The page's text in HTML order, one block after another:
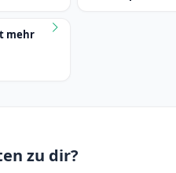
mehr
zu dir?